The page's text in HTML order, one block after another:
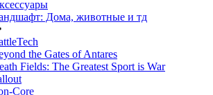
Дома, животные и тд
the Gates of Antares
Fields: The Greatest Sport is War
Core